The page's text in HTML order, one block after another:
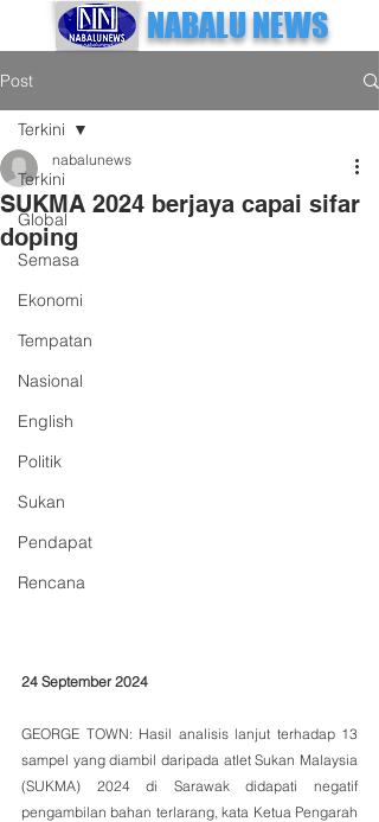
NABALU NEWS
Post
Terkini
Global
Semasa
Ekonomi
Tempatan
Nasional
English
Politik
Sukan
Pendapat
Rencana
Terkini
SUKMA 2024 berjaya capai sifar
doping
nabalunews
24 September 2024
GEORGE TOWN: Hasil analisis lanjut terhadap 13
sampel yang diambil daripada atlet Sukan Malaysia
(SUKMA) 2024 di Sarawak didapati negatif
pengambilan bahan terlarang, kata Ketua Pengarah